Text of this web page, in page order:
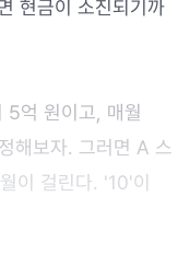
현금이 소진되기까
5억 원이고, 매월
해보자. 그러면 A 스
이 걸린다. '10'이